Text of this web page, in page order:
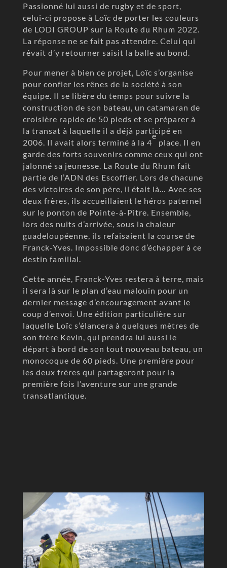
Passionné lui aussi de rugby et de sport,
celui-ci propose à Loïc de porter les couleurs
de LODI GROUP sur la Route du Rhum 2022.
La réponse ne se fait pas attendre. Celui qui
rêvait d’y retourner saisit la balle au bond.
Pour mener à bien ce projet, Loïc s’organise
pour confier les rênes de la société à son
équipe. Il se libère du temps pour suivre la
construction de son bateau, un catamaran de
croisière rapide de 50 pieds et se préparer à
la transat à laquelle il a déjà participé en
2006. Il avait alors terminé à la 4
e
place. Il en
garde des forts souvenirs comme ceux qui ont
jalonné sa jeunesse. La Route du Rhum fait
partie de l’ADN des Escoffier. Lors de chacune
des victoires de son père, il était là… Avec ses
deux frères, ils accueillaient le héros paternel
sur le ponton de Pointe-à-Pitre. Ensemble,
lors des nuits d’arrivée, sous la chaleur
guadeloupéenne, ils refaisaient la course de
Franck-Yves. Impossible donc d’échapper à ce
destin familial.
Cette année, Franck-Yves restera à terre, mais
il sera là sur le plan d’eau malouin pour un
dernier message d’encouragement avant le
coup d’envoi. Une édition particulière sur
laquelle Loïc s’élancera à quelques mètres de
son frère Kevin, qui prendra lui aussi le
départ à bord de son tout nouveau bateau, un
monocoque de 60 pieds. Une première pour
les deux frères qui partageront pour la
première fois l’aventure sur une grande
transatlantique.